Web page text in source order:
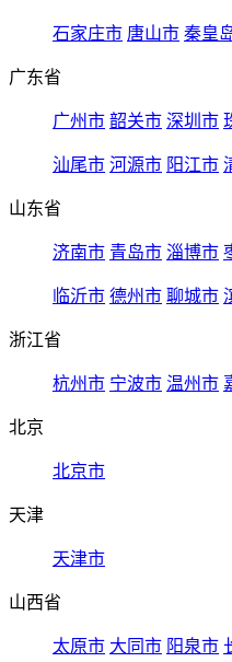
石家庄市 唐山市 秦皇
广东省
广州市 韶关市 深圳市
汕尾市 河源市 阳江市
山东省
济南市 青岛市 淄博市
临沂市 德州市 聊城市
浙江省
杭州市 宁波市 温州市
北京
北京市
天津
天津市
山西省
太原市 大同市 阳泉市